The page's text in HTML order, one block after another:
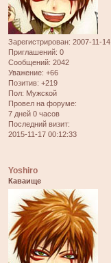
Зарегистрирован: 2007-11-14
Приглашений: 0
Сообщений: 2042
Уважение: +66
Позитив: +219
Пол: Мужской
Провел на форуме:
7 дней 0 часов
Последний визит:
2015-11-17 00:12:33
Yoshiro
Каваище